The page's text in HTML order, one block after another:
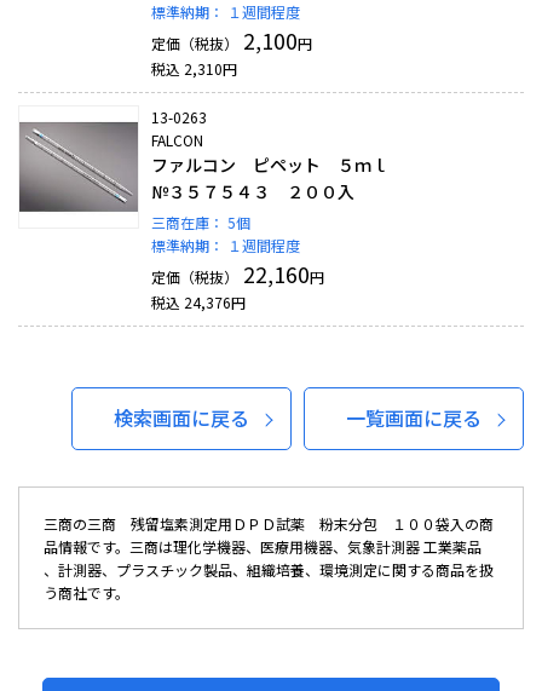
標準納期：
１週間程度
定価（税抜）
2,100円
税込 2,310円
13-0263
FALCON
ファルコン ピペット ５ｍｌ
№３５７５４３ ２００入
三商在庫： 5個
標準納期：
１週間程度
定価（税抜）
22,160円
税込 24,376円
検索画面に戻る 一覧画面に戻る
三商の三商 残留塩素測定用ＤＰＤ試薬 粉末分包 １００袋入の商
品情報です。三商は理化学機器、医療用機器、気象計測器 工業薬品
、計測器、プラスチック製品、組織培養、環境測定に関する商品を扱
う商社です。